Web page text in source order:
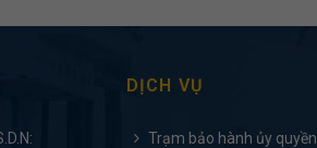
DỊCH VỤ
Trạm bảo hành ủy quyền